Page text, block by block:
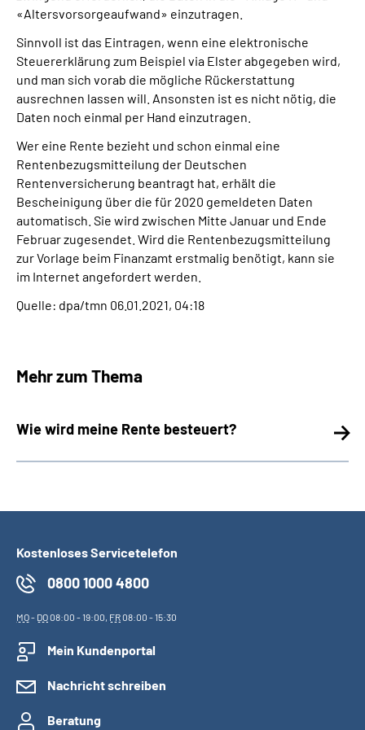
«Altersvorsorgeaufwand» einzutragen.
Sinnvoll ist das Eintragen, wenn eine elektronische
Steuererklärung zum Beispiel via Elster abgegeben wird,
und man sich vorab die mögliche Rückerstattung
ausrechnen lassen will. Ansonsten ist es nicht nötig, die
Daten noch einmal per Hand einzutragen.
Wer eine Rente bezieht und schon einmal eine
Rentenbezugsmitteilung der Deutschen
Rentenversicherung beantragt hat, erhält die
Bescheinigung über die für 2020 gemeldeten Daten
automatisch. Sie wird zwischen Mitte Januar und Ende
Februar zugesendet. Wird die Rentenbezugsmitteilung
zur Vorlage beim Finanzamt erstmalig benötigt, kann sie
im Internet angefordert werden.
Quelle: dpa/tmn 06.01.2021, 04:18
Mehr zum Thema
Wie wird meine Rente besteuert?
Kostenloses Servicetelefon
0800 1000 4800
MO- DO08:00 - 19:00, FR08:00 - 15:30
Mein Kundenportal
Nachricht schreiben
Beratung